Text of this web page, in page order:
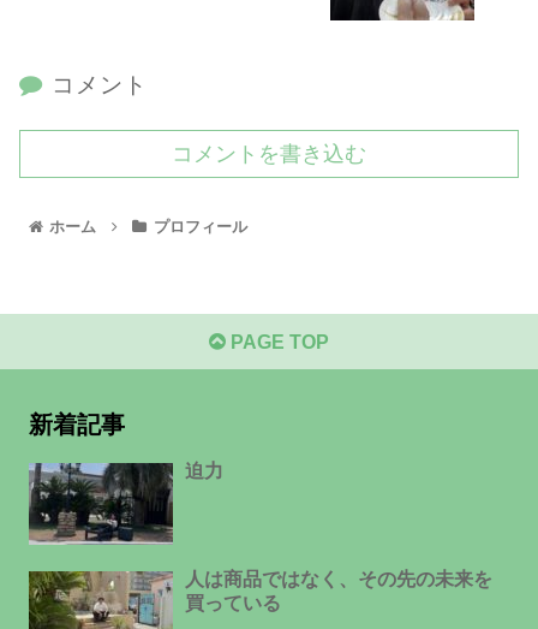
コメント
コメントを書き込む
ホーム プロフィール
PAGE TOP
新着記事
迫力
人は商品ではなく、その先の未来を
買っている